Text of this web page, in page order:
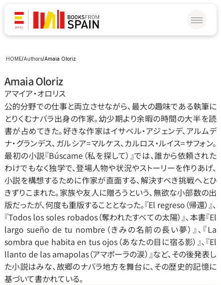
HOME/Authors/Amaia Oloriz
Amaia Oloriz
アマイア‧オロリス
公的分野での仕事と両立させながら、最大の趣味である執筆に
とりくむナバラ出身の作家。幼少期より余暇の時間の大半を読
書が占めてきた。好きな作家はイサベル‧アジェンデ、アルムデ
ナ‧グランデス、ガルシア=マルケス、カルロス‧ルイス=サフォン。
最初の小説『Búscame（私を探して）』では、誰から依頼された
わけでもなく独学で、登場人物や状況やストーリーを作りあげ、
小説を構想するために作家が直面する、解決すべき挑戦へとひ
きずりこまれた。家族や友人に贈ろうという、無欲な小部数の出
版だったが、何度も重版することとなった。『El regreso（帰還）』、
『Todos los soles robados（奪われたすべての太陽）』、本書『El
largo sueño de tu nombre（きみの名前の長い夢）』、『La
sombra que habita en tus ojos（あなたの目に宿る影）』、『El
llanto de las amapolas（アマポーラの涙）』など、その後発表し
た小説はみな、故郷のナバラ地方を舞台に、その歴史的記憶に
基づいて書かれている。